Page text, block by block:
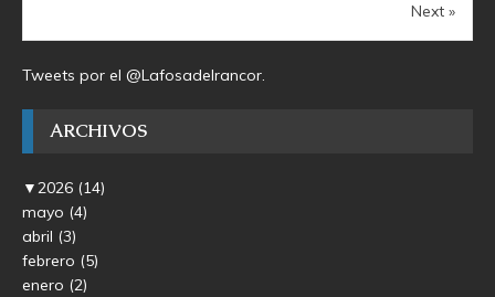
Next »
Tweets por el @Lafosadelrancor.
ARCHIVOS
▼2026 (14)
mayo (4)
abril (3)
febrero (5)
enero (2)